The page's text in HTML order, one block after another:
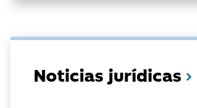
Noticias jurídicas